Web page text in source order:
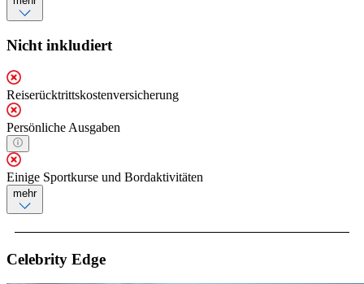
Nicht inkludiert
Reiserücktrittskostenversicherung
Persönliche Ausgaben
Einige Sportkurse und Bordaktivitäten
mehr
Celebrity Edge